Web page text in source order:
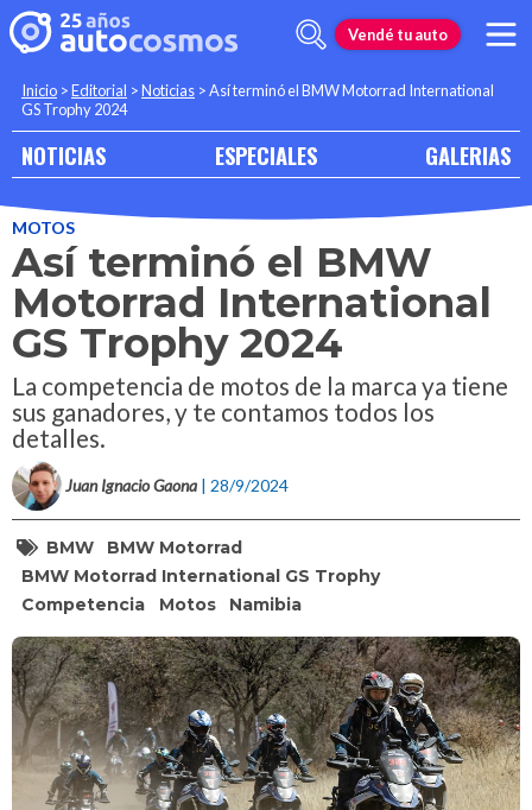
Vendé tu auto
Inicio >Editorial >Noticias >Así terminó el BMW Motorrad International
GS Trophy 2024
NOTICIAS ESPECIALES GALERIAS
MOTOS
Así terminó el BMW
Motorrad International
GS Trophy 2024
La competencia de motos de la marca ya tiene
sus ganadores, y te contamos todos los
detalles.
Juan Ignacio Gaona | 28/9/2024
BMW
BMW Motorrad
BMW Motorrad International GS Trophy
Competencia
Motos Namibia